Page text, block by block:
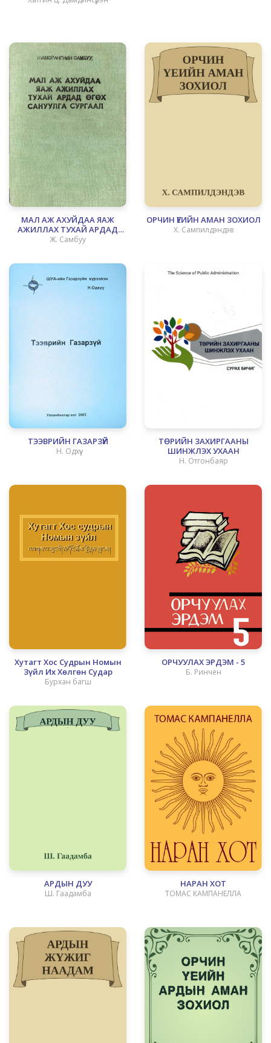
МАЛ АЖ АХУЙДАА ЯАЖ
АЖИЛЛАХ ТУХАЙ АРДАД
ӨГӨХ САНУУЛГА СУРГААЛ
Ж. Самбуу
ОРЧИН ҮЕИЙН АМАН ЗОХИОЛ
Х. Сампилдэндэв
ТЭЭВРИЙН ГАЗАРЗҮЙ
Н. Одхүү
ТӨРИЙН ЗАХИРГААНЫ
ШИНЖЛЭХ УХААН
Н. Отгонбаяр
Хутагт Хос Судрын Номын
Зүйл Их Хөлгөн Судар
Бурхан багш
ОРЧУУЛАХ ЭРДЭМ - 5
Б. Ринчен
АРДЫН ДУУ
Ш. Гаадамба
НАРАН ХОТ
ТОМАС КАМПАНЕЛЛА